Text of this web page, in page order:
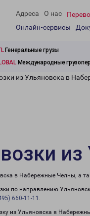
Адреса О нас
Онлайн-сервисы
Генеральные грузы
Международные
из Ульяновска в
в Набережные Челны, а
по направлению
660-11-11 .
из Ульяновска в